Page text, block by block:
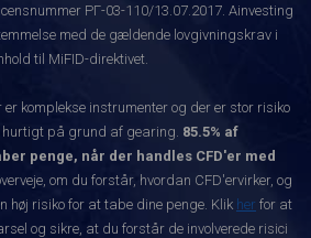
РГ-03-110/13.07.2017. Ainvesting
med de gældende lovgivningskrav i
til MiFID-direktivet.
er komplekse instrumenter og der er stor risiko
hurtigt på grund af gearing. 85.5% af
penge, når der handles CFD'er med
om du forstår, hvordan CFD'ervirker, og
høj risiko for at tabe dine penge. Klik her for at
og sikre, at du forstår de involverede risici